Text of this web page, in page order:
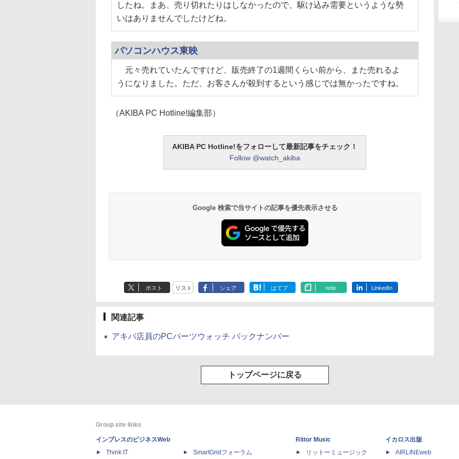
したね。まあ、売り切れたりはしなかったので、駆け込み需要というような勢
いはありませんでしたけどね。
パソコンハウス東映
元々売れていたんですけど、販売終了の1週間くらい前から、また売れるよ
うになりました。ただ、お客さんが殺到するという感じでは無かったですね。
（AKIBA PC Hotline!編集部）
AKIBA PC Hotline!をフォローして最新記事をチェック！
Follow @watch_akiba
Google 検索で当サイトの記事を優先表示させる
ポスト リスト シェア はてブ note LinkedIn
関連記事
アキバ店員のPCパーツウォッチ バックナンバー
トップページに戻る
Group site links
インプレスのビジネスWeb
Think IT
SmartGridフォーラム
Rittor Music
リットーミュージック
イカロス出版
AIRLINEweb